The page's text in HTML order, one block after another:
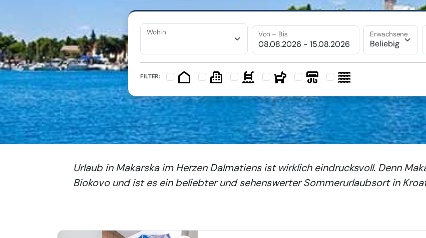
Wohin Von – Bis Erwachsene
FILTER:
Urlaub in Makarska im Herzen Dalmatiens ist wirklich eindrucksvoll. Denn
Biokovo und ist es ein beliebter und sehenswerter Sommerurlaubsort in